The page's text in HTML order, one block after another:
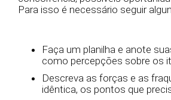
Para isso é necessário seguir
Faça um planilha e anote
como percepções sobre os
Descreva as forças e as
idêntica, os pontos que